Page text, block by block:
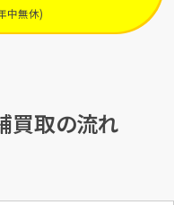
中無休)
買取の流れ